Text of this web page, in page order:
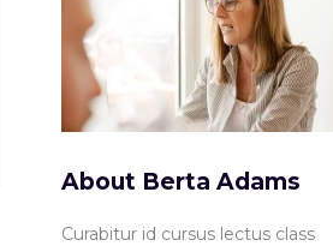
About Berta Adams
Curabitur id cursus lectus class